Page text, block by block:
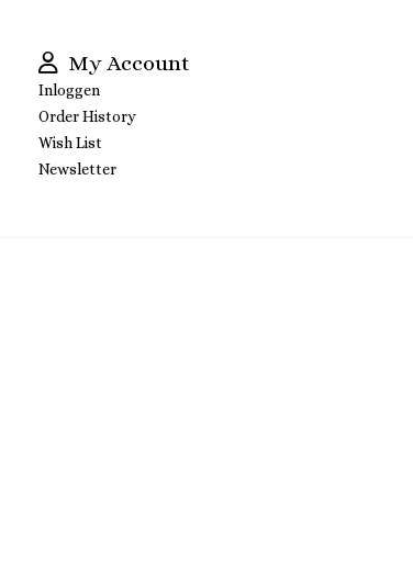
My Account
Inloggen
Order History
Wish List
Newsletter